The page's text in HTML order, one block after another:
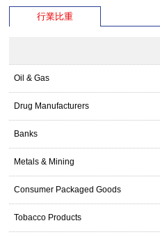
行業比重
Oil & Gas
Drug Manufacturers
Banks
Metals & Mining
Consumer Packaged Goods
Tobacco Products